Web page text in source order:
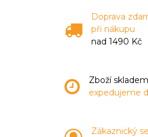
Doprava
při nákupu
nad 1490 Kč
Zboží skladem
expedujeme
Zákaznický